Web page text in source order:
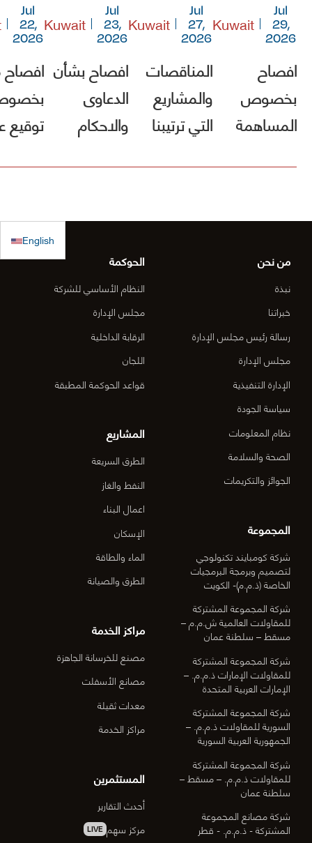
Jul
29,
2026
Kuwait
افصاح
بخصوص
المساهمة
Jul
27,
2026
Kuwait
المناقصات
والمشاريع
التي ترتيبنا
بالترسية بعد
Jul
23,
2026
Kuwait
افصاح بشأن
الدعاوى
والاحكام
Jul
22,
2026
توقيع
منطقة
English
من نحن
نبذة
خبراتنا
رسالة رئيس مجلس الإدارة
مجلس الإدارة
الإدارة التنفيذية
سياسة الجودة
نظام المعلومات
الصحة والسلامة
الجوائز والتكريمات
المجموعة
شركة كومبايند تكنولوجي
لتصميم وبرمجة البرمجيات
الخاصة (ذ.م.م)- الكويت
شركة المجموعة المشتركة
للمقاولات العالمية ش.م.م –
مسقط – سلطنة عمان
شركة المجموعة المشتركة
للمقاولات الإمارات ذ.م.م. –
الإمارات العربية المتحدة
شركة المجموعة المشتركة
السورية للمقاولات ذ.م.م. –
الجمهورية العربية السورية
شركة المجموعة المشتركة
للمقاولات ذ.م.م. – مسقط –
سلطنة عمان
شركة مصانع المجموعة
المشتركة - ذ.م.م. - قطر
الحوكمة
النظام الأساسي للشركة
مجلس الإدارة
الرقابة الداخلية
اللجان
قواعد الحوكمة المطبقة
المشاريع
الطرق السريعة
النفط والغاز
اعمال البناء
الإسكان
الماء والطاقة
الطرق والصيانة
مراكز الخدمة
مصنع للخرسانة الجاهزة
مصانع الأسفلت
معدات ثقيلة
مراكز الخدمة
المستثمرين
أحدث التقارير
مركز سهم LIVE